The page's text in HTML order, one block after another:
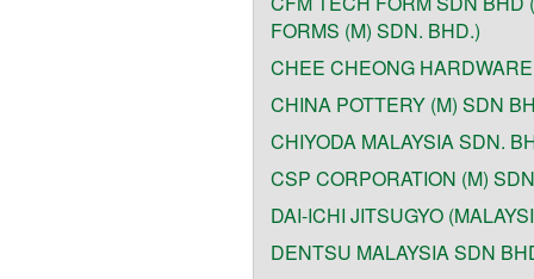
FORMS (M) SDN. BHD.)
CHEE CHEONG
CHINA POTTERY (M) SDN
CHIYODA MALAYSIA SDN.
CSP CORPORATION (M)
DAI-ICHI JITSUGYO
DENTSU MALAYSIA SDN